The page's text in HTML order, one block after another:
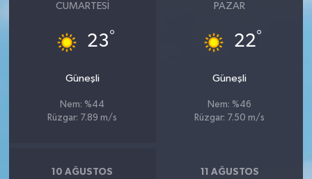
CUMARTESI
23°
Güneşli
Nem: %44
Rüzgar: 7.89 m/s
PAZAR
22°
Güneşli
Nem: %46
Rüzgar: 7.50 m/s
10 AĞUSTOS 11 AĞUSTOS